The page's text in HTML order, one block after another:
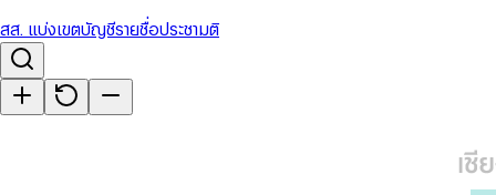
สส. แบ่งเขตบัญชีรายชื่อประชามติ